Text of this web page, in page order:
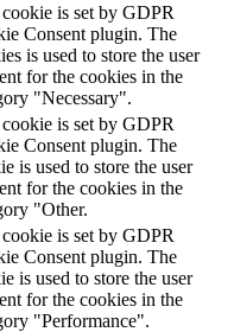
is set by GDPR
Consent plugin. The
is used to store the user
for the cookies in the
"Necessary".
is set by GDPR
Consent plugin. The
is used to store the user
for the cookies in the
"Other.
is set by GDPR
Consent plugin. The
is used to store the user
for the cookies in the
"Performance".